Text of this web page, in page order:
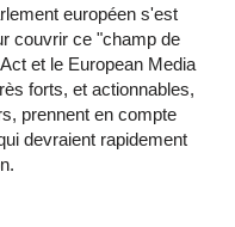
européen s'est
couvrir ce "champ de
et le European Media
forts, et actionnables,
prennent en compte
devraient rapidement